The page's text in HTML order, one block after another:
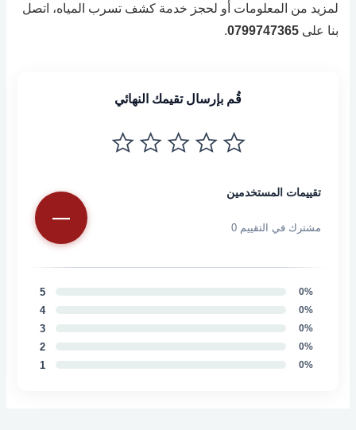
لمزيد من المعلومات أو لحجز خدمة كشف تسرب المياه، اتصل
بنا على0799747365
.
قُم بإرسال تقيمك النهائي
تقييمات المستخدمين
مشترك في التقييم0
—
0%
5
0%
4
0%
3
0%
2
0%
1